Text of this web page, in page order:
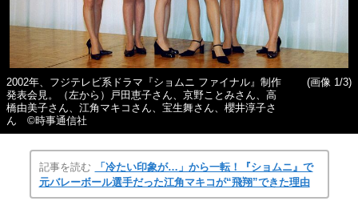
2002年、フジテレビ系ドラマ『ショムニ ファイナル』制作
発表会見。（左から）戸田恵子さん、京野ことみさん、高
橋由美子さん、江角マキコさん、宝生舞さん、櫻井淳子さ
ん ©時事通信社
(画像 1/3)
記事を読む
「冷たい印象が…」から一転！『ショムニ』で
元バレーボール選手だった江角マキコが“飛翔”できた理由